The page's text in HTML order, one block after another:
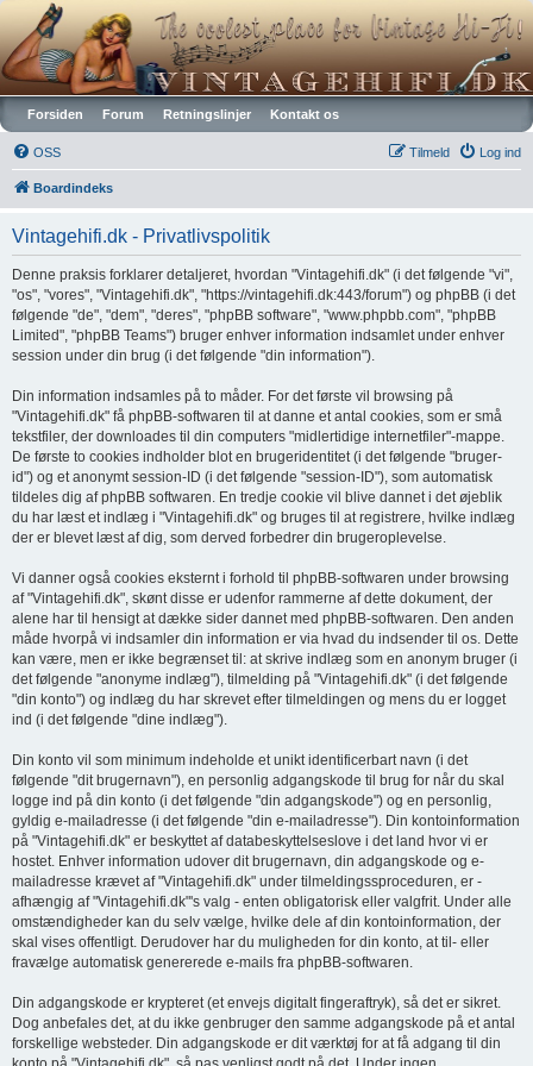
Vintagehifi.dk
Forsiden Forum Retningslinjer Kontakt os
OSS Log ind
Tilmeld
Boardindeks
Vintagehifi.dk - Privatlivspolitik
Denne praksis forklarer detaljeret, hvordan "Vintagehifi.dk" (i det følgende "vi",
"os", "vores", "Vintagehifi.dk", "https://vintagehifi.dk:443/forum") og phpBB (i det
følgende "de", "dem", "deres", "phpBB software", "www.phpbb.com", "phpBB
Limited", "phpBB Teams") bruger enhver information indsamlet under enhver
session under din brug (i det følgende "din information").
Din information indsamles på to måder. For det første vil browsing på
"Vintagehifi.dk" få phpBB-softwaren til at danne et antal cookies, som er små
tekstfiler, der downloades til din computers "midlertidige internetfiler"-mappe.
De første to cookies indholder blot en brugeridentitet (i det følgende "bruger-
id") og et anonymt session-ID (i det følgende "session-ID"), som automatisk
tildeles dig af phpBB softwaren. En tredje cookie vil blive dannet i det øjeblik
du har læst et indlæg i "Vintagehifi.dk" og bruges til at registrere, hvilke indlæg
der er blevet læst af dig, som derved forbedrer din brugeroplevelse.
Vi danner også cookies eksternt i forhold til phpBB-softwaren under browsing
af "Vintagehifi.dk", skønt disse er udenfor rammerne af dette dokument, der
alene har til hensigt at dække sider dannet med phpBB-softwaren. Den anden
måde hvorpå vi indsamler din information er via hvad du indsender til os. Dette
kan være, men er ikke begrænset til: at skrive indlæg som en anonym bruger (i
det følgende "anonyme indlæg"), tilmelding på "Vintagehifi.dk" (i det følgende
"din konto") og indlæg du har skrevet efter tilmeldingen og mens du er logget
ind (i det følgende "dine indlæg").
Din konto vil som minimum indeholde et unikt identificerbart navn (i det
følgende "dit brugernavn"), en personlig adgangskode til brug for når du skal
logge ind på din konto (i det følgende "din adgangskode") og en personlig,
gyldig e-mailadresse (i det følgende "din e-mailadresse"). Din kontoinformation
på "Vintagehifi.dk" er beskyttet af databeskyttelseslove i det land hvor vi er
hostet. Enhver information udover dit brugernavn, din adgangskode og e-
mailadresse krævet af "Vintagehifi.dk" under tilmeldingssproceduren, er -
afhængig af "Vintagehifi.dk"'s valg - enten obligatorisk eller valgfrit. Under alle
omstændigheder kan du selv vælge, hvilke dele af din kontoinformation, der
skal vises offentligt. Derudover har du muligheden for din konto, at til- eller
fravælge automatisk genererede e-mails fra phpBB-softwaren.
Din adgangskode er krypteret (et envejs digitalt fingeraftryk), så det er sikret.
Dog anbefales det, at du ikke genbruger den samme adgangskode på et antal
forskellige websteder. Din adgangskode er dit værktøj for at få adgang til din